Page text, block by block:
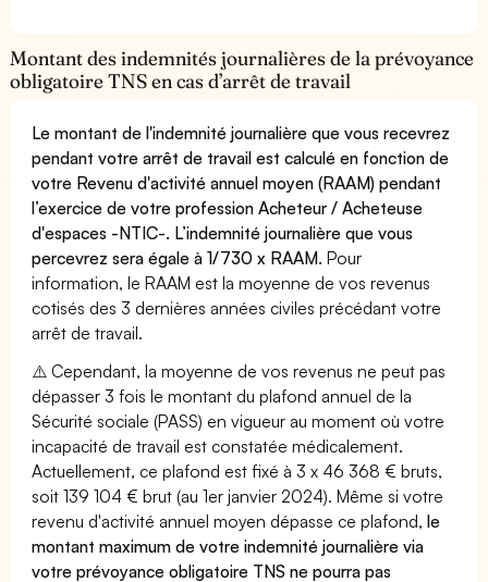
Montant des indemnités journalières de la prévoyance
obligatoire TNS en cas d’arrêt de travail
Le montant de l'indemnité journalière que vous recevrez
pendant votre arrêt de travail est calculé en fonction de
votre Revenu d'activité annuel moyen (RAAM) pendant
l’exercice de votre profession Acheteur / Acheteuse
d'espaces -NTIC-. L’indemnité journalière que vous
percevrez sera égale à 1/730 x RAAM. Pour
information, le RAAM est la moyenne de vos revenus
cotisés des 3 dernières années civiles précédant votre
arrêt de travail.
⚠️ Cependant, la moyenne de vos revenus ne peut pas
dépasser 3 fois le montant du plafond annuel de la
Sécurité sociale (PASS) en vigueur au moment où votre
incapacité de travail est constatée médicalement.
Actuellement, ce plafond est fixé à 3 x 46 368 € bruts,
soit 139 104 € brut (au 1er janvier 2024). Même si votre
revenu d'activité annuel moyen dépasse ce plafond,le
montant maximum de votre indemnité journalière via
votre prévoyance obligatoire TNS ne pourra pas